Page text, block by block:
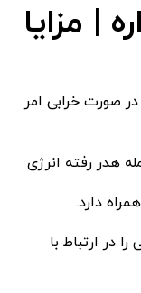
| مزایا
صورت خرابی امر
هدر رفته انرژی
دارد.
در ارتباط با